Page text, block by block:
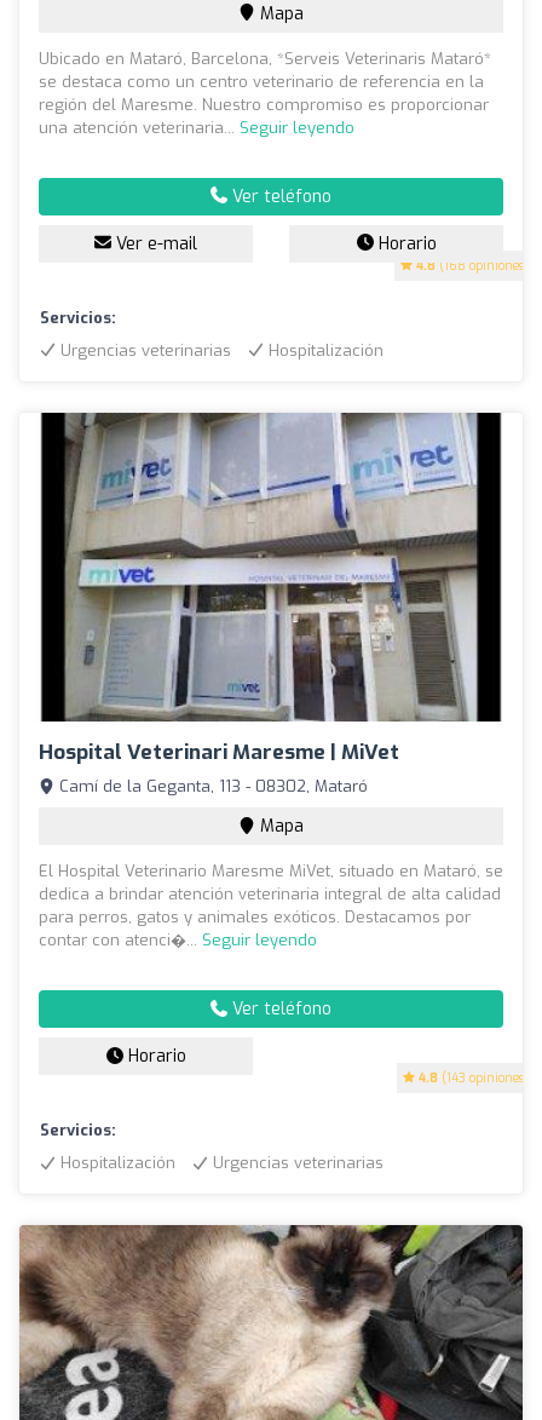
4.8 (168 opiniones)
Mapa
Ubicado en Mataró, Barcelona, *Serveis Veterinaris Mataró*
se destaca como un centro veterinario de referencia en la
región del Maresme. Nuestro compromiso es proporcionar
una atención veterinaria... Seguir leyendo
Ver teléfono
Ver e-mail Horario
Servicios:
Urgencias veterinarias
Hospitalización
Hospital Veterinari Maresme | MiVet
4.8 (143 opiniones)
Camí de la Geganta, 113 - 08302, Mataró
Mapa
El Hospital Veterinario Maresme MiVet, situado en Mataró, se
dedica a brindar atención veterinaria integral de alta calidad
para perros, gatos y animales exóticos. Destacamos por
contar con atenci�... Seguir leyendo
Ver teléfono
Horario
Servicios:
Hospitalización
Urgencias veterinarias